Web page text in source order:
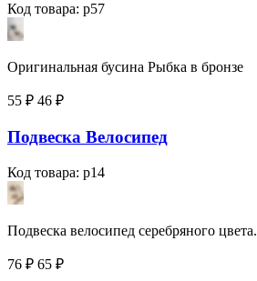
Код товара: p57
Оригинальная бусина Рыбка в бронзе
55 ₽ 46 ₽
Подвеска Велосипед
Код товара: p14
Подвеска велосипед серебряного цвета.
76 ₽ 65 ₽